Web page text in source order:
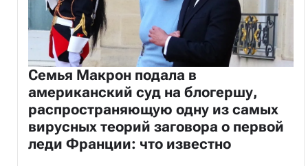
Семья Макрон подала в
американский суд на блогершу,
распространяющую одну из самых
вирусных теорий заговора о первой
леди Франции: что известно